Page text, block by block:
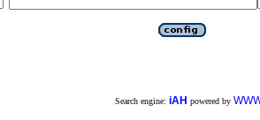
Search engine: iAH powered by